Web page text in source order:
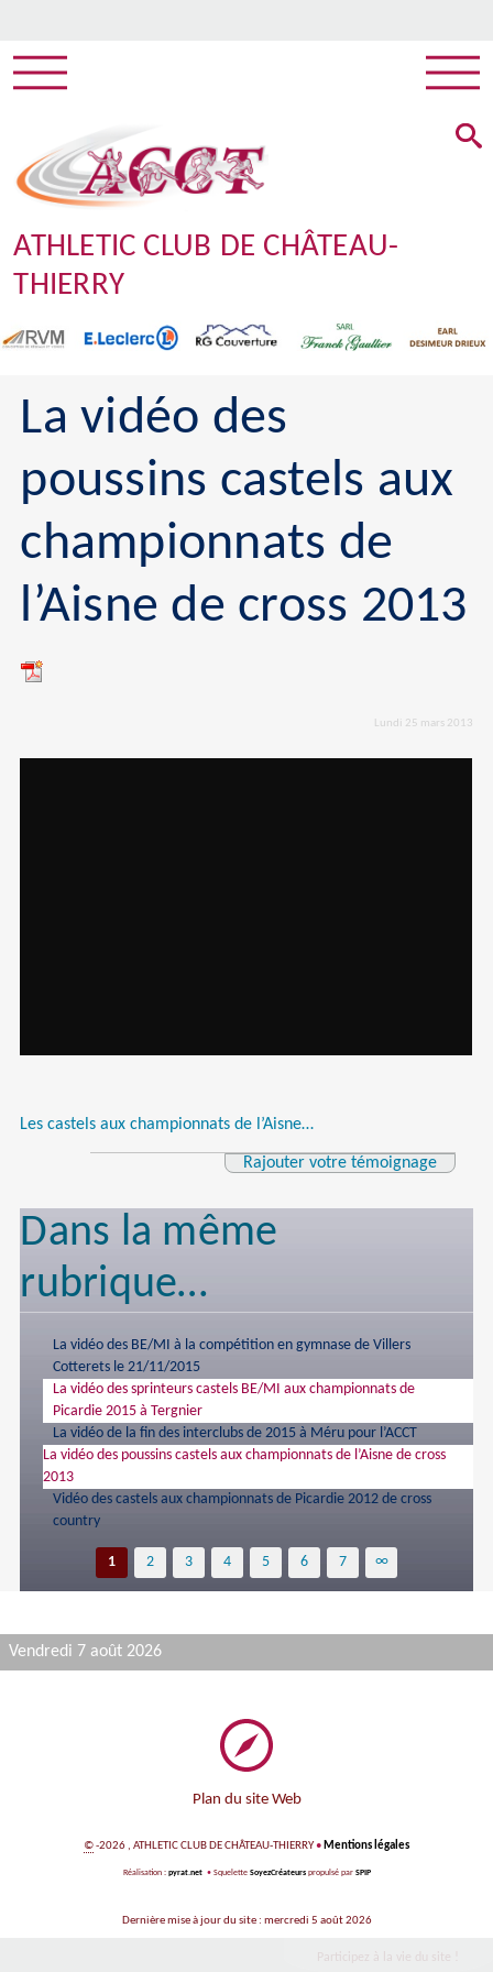
ATHLETIC CLUB DE CHÂTEAU-
THIERRY
La vidéo des
poussins castels aux
championnats de
l’Aisne de cross 2013
Lundi 25 mars 2013
Les castels aux championnats de l’Aisne…
Rajouter votre témoignage
Dans la même
rubrique…
La vidéo des BE/MI à la compétition en gymnase de Villers
Cotterets le 21/11/2015
La vidéo des sprinteurs castels BE/MI aux championnats de
Picardie 2015 à Tergnier
La vidéo de la fin des interclubs de 2015 à Méru pour l’ACCT
La vidéo des poussins castels aux championnats de l’Aisne de cross
2013
Vidéo des castels aux championnats de Picardie 2012 de cross
country
1 2 3 4 5 6 7 ∞
Vendredi 7 août 2026
Plan du site Web
©-2026 , ATHLETIC CLUB DE CHÂTEAU-THIERRY• Mentions légales
Réalisation : pyrat.net •Squelette SoyezCréateurspropulsé par SPIP
Dernière mise à jour du site : mercredi 5 août 2026
Participez à la vie du site !